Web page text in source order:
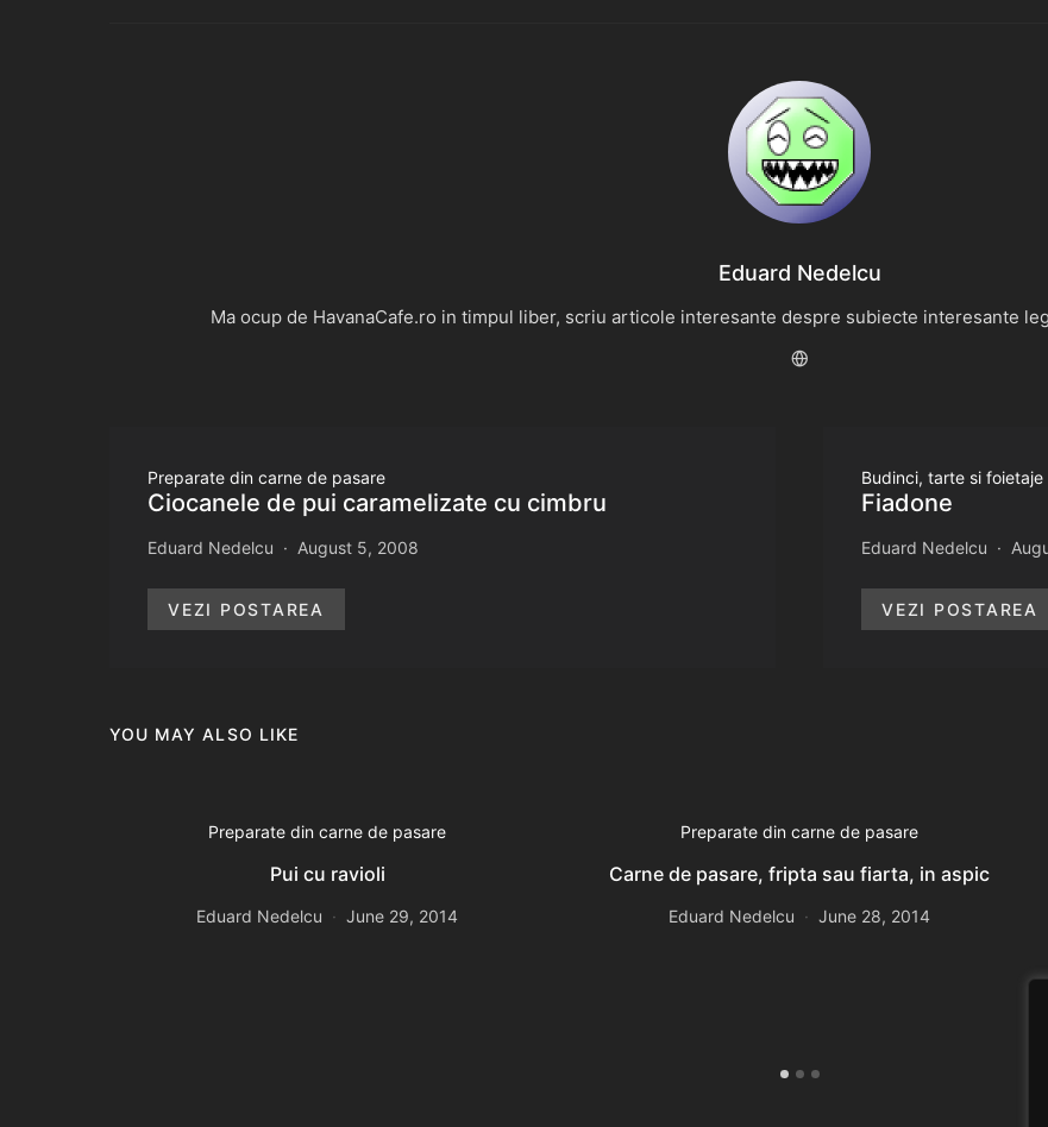
Eduard Nedelcu
Ma ocup de HavanaCafe.ro in timpul liber, scriu articole interesante despre subiecte interesante
Preparate din carne de pasare
Ciocanele de pui caramelizate cu cimbru
Eduard Nedelcu August 5, 2008
VEZI POSTAREA
Budinci, tarte si foietaje
Fiadone
Eduard Nedelcu
VEZI POSTAREA
YOU MAY ALSO LIKE
Preparate din carne de pasare
Pui cu ravioli
Eduard Nedelcu June 29, 2014
Preparate din carne de pasare
Carne de pasare, fripta sau fiarta, in aspic
Eduard Nedelcu June 28, 2014